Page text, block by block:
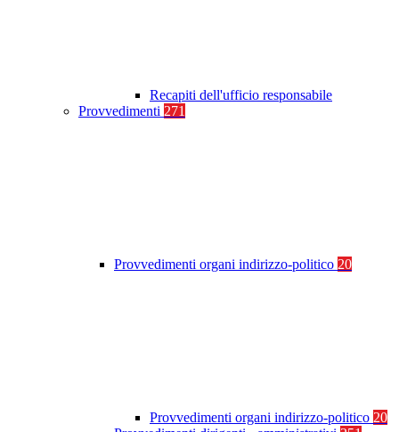
Recapiti dell'ufficio responsabile
Provvedimenti 271
Provvedimenti organi indirizzo-politico 20
Provvedimenti organi indirizzo-politico 20